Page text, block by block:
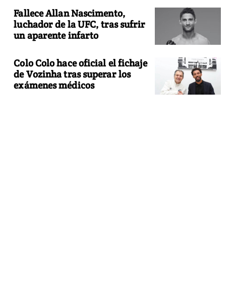
Fallece Allan Nascimento,
luchador de la UFC, tras sufrir
un aparente infarto
Colo Colo hace oficial el fichaje
de Vozinha tras superar los
exámenes médicos